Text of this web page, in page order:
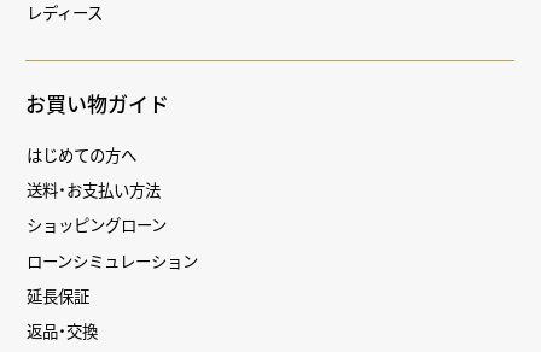
レディース
お買い物ガイド
はじめての方へ
送料・お支払い方法
ショッピングローン
ローンシミュレーション
延長保証
返品・交換